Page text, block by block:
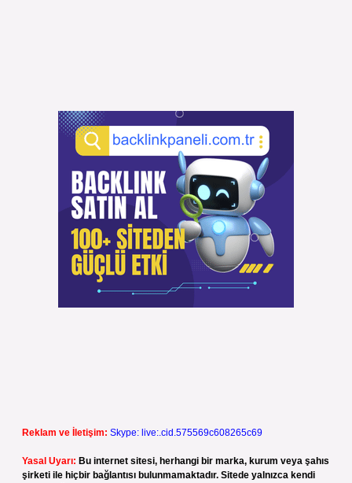
Reklam ve İletişim: Skype: live:.cid.575569c608265c69
Yasal Uyarı: Bu internet sitesi, herhangi bir marka, kurum veya şahıs
şirketi ile hiçbir bağlantısı bulunmamaktadır. Sitede yalnızca kendi